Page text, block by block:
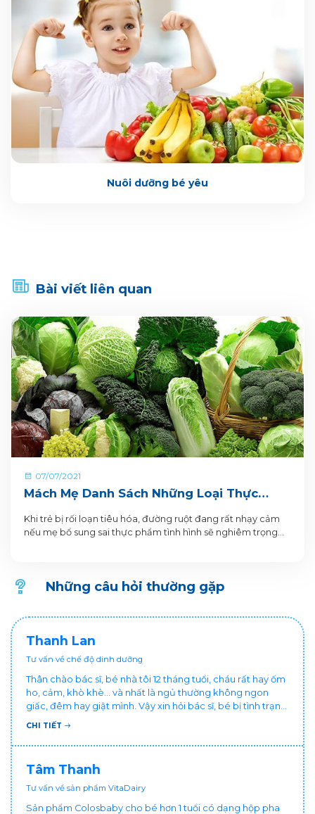
Nuôi dưỡng bé yêu
Bài viết liên quan
07/07/2021
Mách Mẹ Danh Sách Những Loại Thực
Phẩm Trẻ Rối Loạn Tiêu Hóa Nên Ăn
Khi trẻ bị rối loạn tiêu hóa, đường ruột đang rất nhạy cảm
nếu mẹ bổ sung sai thực phẩm tình hình sẽ nghiêm trọng
Những câu hỏi thường gặp
Thanh Lan
Tư vấn về chế độ dinh dưỡng
Thân chào bác sĩ, bé nhà tôi 12 tháng tuổi, cháu rất hay ốm
ho, cảm, khò khè... và nhất là ngủ thường không ngon
giấc, đêm hay giật mình. Vậy xin hỏi bác sĩ, bé bị tình trạng
vậy nên làm sao để con khỏe mạnh và ngủ ngon giấc hơn
chăm cháu hay ốm ạ?. Cảm ơn bác sĩ.
CHI TIẾT
Tâm Thanh
Tư vấn về sản phẩm VitaDairy
Sản phẩm Colosbaby cho bé hơn 1 tuổi có dạng hộp pha